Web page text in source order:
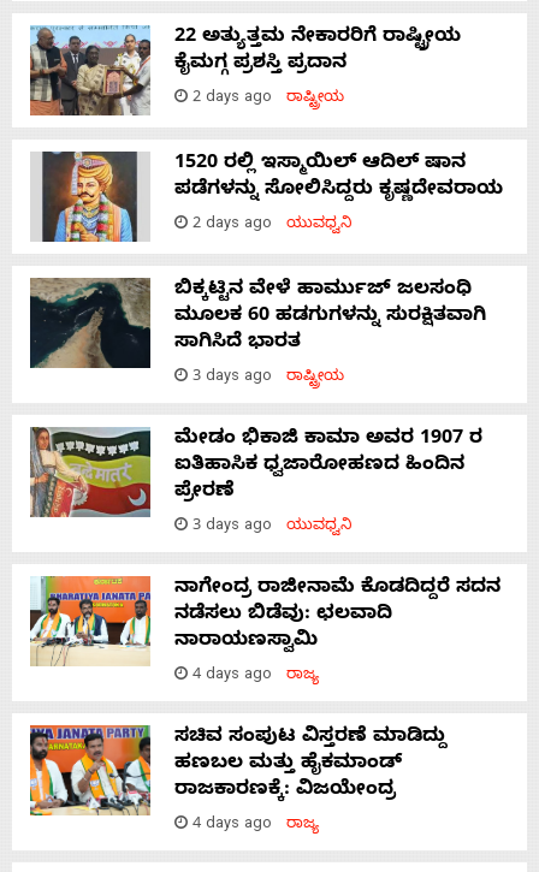
22 ಅತ್ಯುತ್ತಮ ನೇಕಾರರಿಗೆ ರಾಷ್ಟ್ರೀಯ
ಕೈಮಗ್ಗ ಪ್ರಶಸ್ತಿ ಪ್ರದಾನ
2 days ago ರಾಷ್ಟ್ರೀಯ
1520 ರಲ್ಲಿ ಇಸ್ಮಾಯಿಲ್ ಆದಿಲ್ ಷಾನ
ಪಡೆಗಳನ್ನು ಸೋಲಿಸಿದ್ದರು ಕೃಷ್ಣದೇವರಾಯ
2 days ago ಯುವಧ್ವನಿ
ಬಿಕ್ಕಟ್ಟಿನ ವೇಳೆ ಹಾರ್ಮುಜ್ ಜಲಸಂಧಿ
ಮೂಲಕ 60 ಹಡಗುಗಳನ್ನು ಸುರಕ್ಷಿತವಾಗಿ
ಸಾಗಿಸಿದೆ ಭಾರತ
3 days ago ರಾಷ್ಟ್ರೀಯ
ಮೇಡಂ ಭಿಕಾಜಿ ಕಾಮಾ ಅವರ 1907 ರ
ಐತಿಹಾಸಿಕ ಧ್ವಜಾರೋಹಣದ ಹಿಂದಿನ
ಪ್ರೇರಣೆ
3 days ago ಯುವಧ್ವನಿ
ನಾಗೇಂದ್ರ ರಾಜೀನಾಮೆ ಕೊಡದಿದ್ದರೆ ಸದನ
ನಡೆಸಲು ಬಿಡೆವು: ಛಲವಾದಿ
ನಾರಾಯಣಸ್ವಾಮಿ
4 days ago ರಾಜ್ಯ
ಸಚಿವ ಸಂಪುಟ ವಿಸ್ತರಣೆ ಮಾಡಿದ್ದು
ಹಣಬಲ ಮತ್ತು ಹೈಕಮಾಂಡ್
ರಾಜಕಾರಣಕ್ಕೆ: ವಿಜಯೇಂದ್ರ
4 days ago ರಾಜ್ಯ